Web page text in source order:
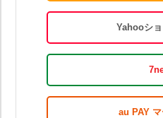
Yahooシ
au PAY